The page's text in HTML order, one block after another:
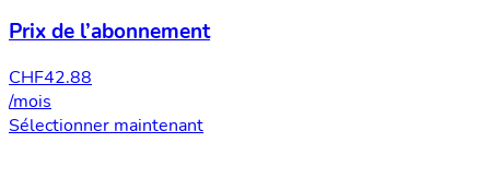
Prix de l’abonnement
CHF42.88
/mois
Sélectionner maintenant